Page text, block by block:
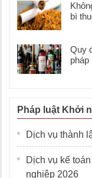
bì
Quy
pháp
Pháp luật Khởi
Dịch vụ thành
Dịch vụ kế
nghiệp 2026